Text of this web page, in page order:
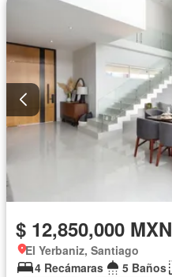
$ 12,850,000 MXN
El Yerbaniz, Santiago
4 Recámaras
5 Baños